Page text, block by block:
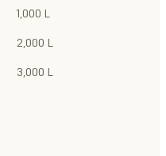
1,000 L
2,000 L
3,000 L